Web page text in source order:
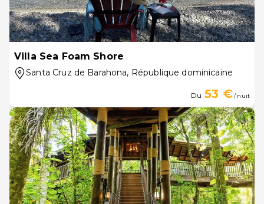
Villa Sea Foam Shore
Santa Cruz de Barahona, République dominicaine
Du 53 €/ nuit